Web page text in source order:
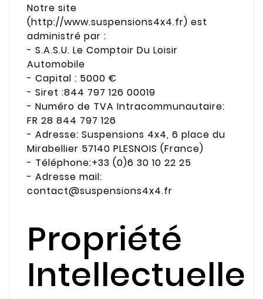
Notre site
(http://www.suspensions4x4.fr) est
administré par :
- S.A.S.U. Le Comptoir Du Loisir
Automobile
- Capital : 5000 €
- Siret :844 797 126 00019
- Numéro de TVA Intracommunautaire:
FR 28 844 797 126
- Adresse: Suspensions 4x4, 6 place du
Mirabellier 57140 PLESNOIS (France)
- Téléphone:+33 (0)6 30 10 22 25
- Adresse mail:
contact@suspensions4x4.fr
Propriété
Intellectuelle